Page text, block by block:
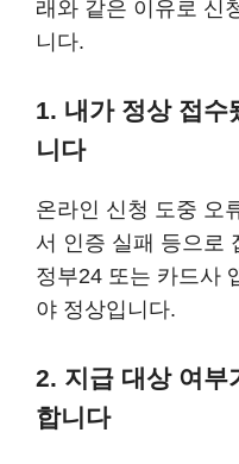
래와 같은 이유로 신
니다.
1. 내가 정상 접수
니다
온라인 신청 도중 오
서 인증 실패 등으로
정부24 또는 카드사
야 정상입니다.
2. 지급 대상 여부
합니다